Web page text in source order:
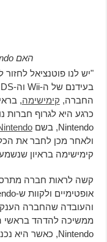
האם Nintendo אכן תצליח להנצל בעוד כ-3 שנים?
"יש לנו פוטנציאל
החברה, קימישימה,
כרגע היא לגרוף חברות
Nintendo, בשם
קימישימה בראיון שנשמע
קשה לראות חברה
והעובדה שהחברה
ממשיכה להדהד בראשי
Nintendo, כאשר היא נכנסת לעידן חדש בהיסטוריה שלה.